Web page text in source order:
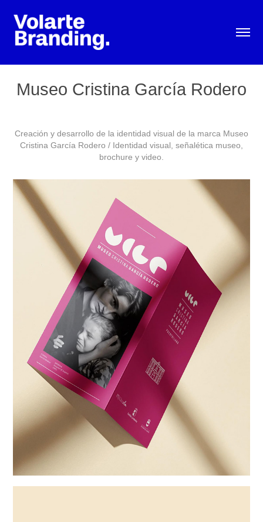
Museo Cristina García Rodero
Creación y desarrollo de la identidad visual de la marca Museo
Cristina García Rodero / Identidad visual, señalética museo,
brochure y video.